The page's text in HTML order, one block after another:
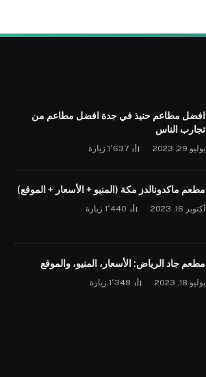
افضل مطاعم حنيذ في جدة افضل مطاعم من
تجارب الناس
يوليو 29, 2023 1٬637 زيارة
مطعم ماكدونالدز مكة (المنيو + الأسعار + الموقع)
أكتوبر 16, 2023 1٬440 زيارة
مطعم جاد الرياض: الأسعار، المنيو، والموقع
يوليو 18, 2023 1٬348 زيارة